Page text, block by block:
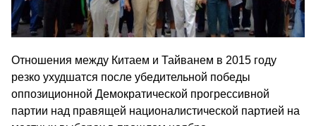
Отношения между Китаем и Тайванем в 2015 году
резко ухудшатся после убедительной победы
оппозиционной Демократической прогрессивной
партии над правящей националистической партией на